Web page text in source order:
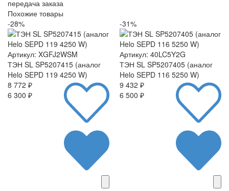
передача заказа
Похожие товары
-28%
Артикул: XGFJ2WSM
ТЭН SL SP5207415 (аналог
Helo SEPD 119 4250 W)
8 772 ₽
6 300 ₽
-31%
Артикул: 40LC5Y2G
ТЭН SL SP5207405 (аналог
Helo SEPD 116 5250 W)
9 432 ₽
6 500 ₽